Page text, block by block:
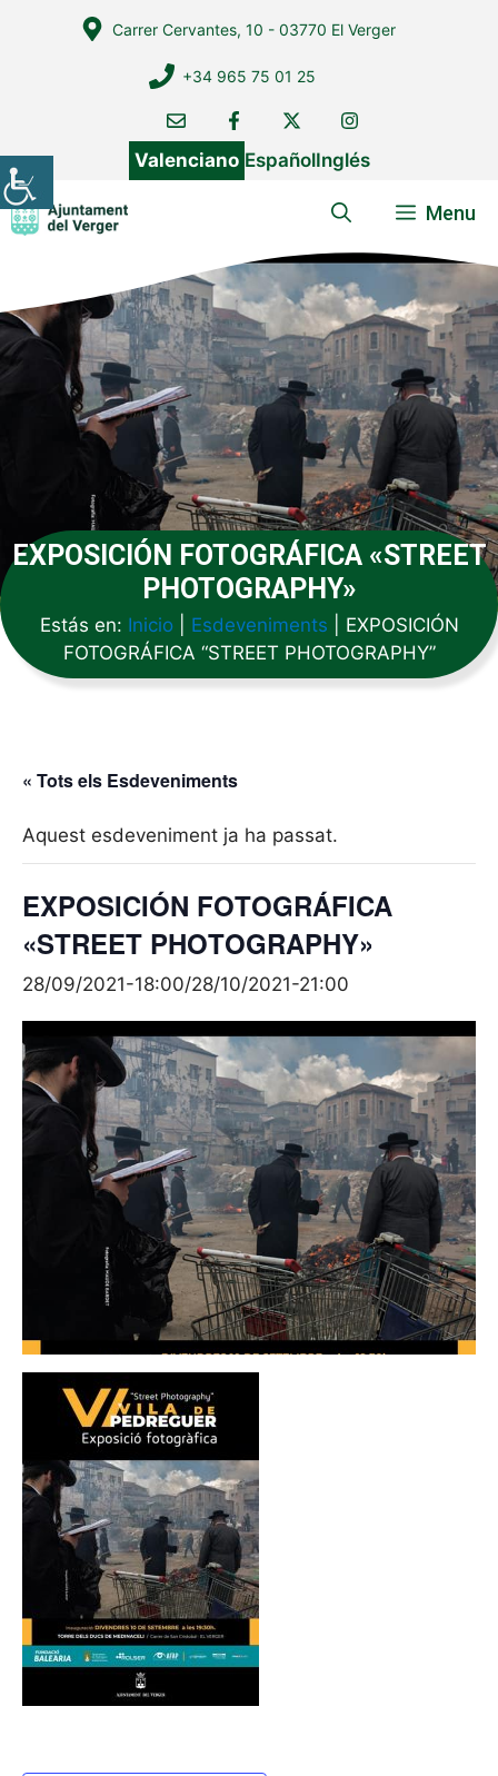
Carrer Cervantes, 10 - 03770 El Verger
+34 965 75 01 25
Valenciano EspañolInglés
Menu
EXPOSICIÓN FOTOGRÁFICA «STREET
PHOTOGRAPHY»
Estás en: Inicio| Esdeveniments
EXPOSICIÓN
FOTOGRÁFICA “STREET PHOTOGRAPHY”
« Tots els Esdeveniments
Aquest esdeveniment ja ha passat.
EXPOSICIÓN FOTOGRÁFICA
«STREET PHOTOGRAPHY»
28/09/2021-18:00/28/10/2021-21:00